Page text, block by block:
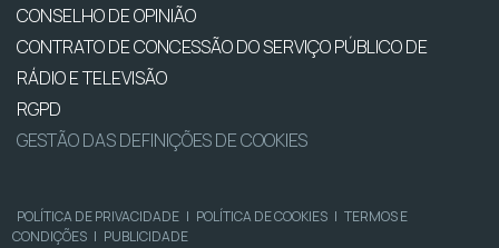
CONSELHO DE OPINIÃO
CONTRATO DE CONCESSÃO DO SERVIÇO PÚBLICO DE
RÁDIO E TELEVISÃO
RGPD
GESTÃO DAS DEFINIÇÕES DE COOKIES
POLÍTICA DE PRIVACIDADE | POLÍTICA DE COOKIES | TERMOS E
CONDIÇÕES | PUBLICIDADE